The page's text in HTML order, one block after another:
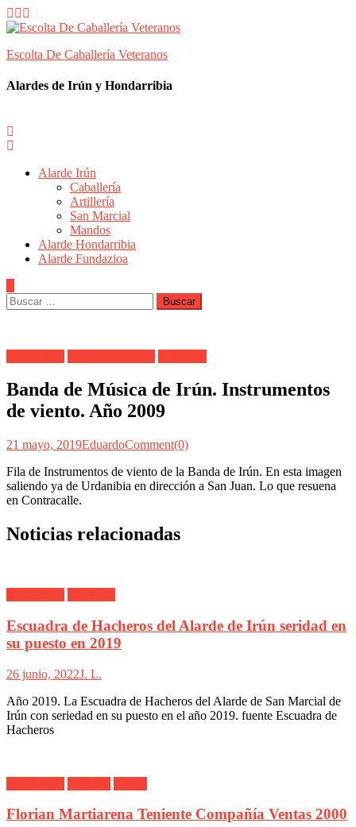
Skip
to
Escolta De Caballería Veteranos
Alardes de Irún y Hondarribia
Alarde Irún
Caballería
Artillería
San Marcial
Mandos
Alarde Hondarribia
Alarde Fundazioa
Buscar:
Banda de Música de Irún. Instrumentos
de viento. Año 2009
21 mayo, 2019EduardoComment(0)
Fila de Instrumentos de viento de la Banda de Irún. En esta imagen
saliendo ya de Urdanibia en dirección a San Juan. Lo que resuena
en Contracalle.
Noticias relacionadas
Escuadra de Hacheros del Alarde de Irún seridad en
su puesto en 2019
26 junio, 2022J. L.
Año 2019. La Escuadra de Hacheros del Alarde de San Marcial de
Irún con seriedad en su puesto en el año 2019. fuente Escuadra de
Hacheros
Florian Martiarena Teniente Compañía Ventas 2000